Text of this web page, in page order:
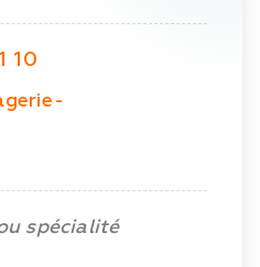
10
spécialité